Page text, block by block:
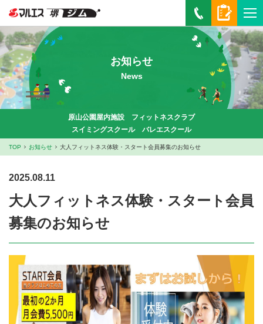
お知らせ
News
原山公園屋内施設 フィットネスクラブ
スイミングスクール バレエスクール
TOP お知らせ 大人フィットネス体験・スタート会員募集のお知らせ
2025.08.11
大人フィットネス体験・スタート会員
募集のお知らせ